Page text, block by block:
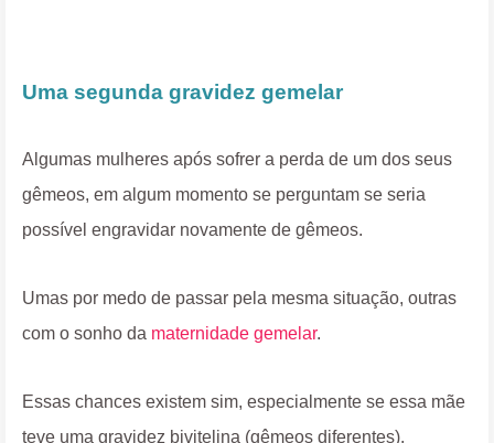
Uma segunda gravidez gemelar
Algumas mulheres após sofrer a perda de um dos seus
gêmeos, em algum momento se perguntam se seria
possível engravidar novamente de gêmeos.
Umas por medo de passar pela mesma situação, outras
com o sonho da maternidade gemelar.
Essas chances existem sim, especialmente se essa mãe
teve uma gravidez bivitelina (gêmeos diferentes).